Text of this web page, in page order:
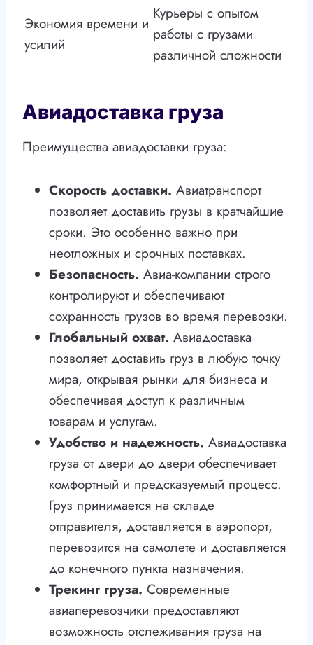
Экономия времени и
усилий
Курьеры с опытом
работы с грузами
различной сложности
Авиадоставка груза
Преимущества авиадоставки груза:
Скорость доставки. Авиатранспорт
позволяет доставить грузы в кратчайшие
сроки. Это особенно важно при
неотложных и срочных поставках.
Безопасность. Авиа-компании строго
контролируют и обеспечивают
сохранность грузов во время перевозки.
Глобальный охват. Авиадоставка
позволяет доставить груз в любую точку
мира, открывая рынки для бизнеса и
обеспечивая доступ к различным
товарам и услугам.
Удобство и надежность. Авиадоставка
груза от двери до двери обеспечивает
комфортный и предсказуемый процесс.
Груз принимается на складе
отправителя, доставляется в аэропорт,
перевозится на самолете и доставляется
до конечного пункта назначения.
Трекинг груза. Современные
авиаперевозчики предоставляют
возможность отслеживания груза на